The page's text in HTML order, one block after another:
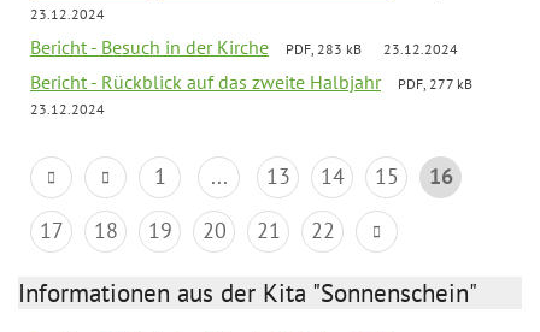
23.12.2024
Bericht - Besuch in der Kirche PDF, 283 kB 23.12.2024
Bericht - Rückblick auf das zweite Halbjahr
PDF, 277 kB
23.12.2024
1 ... 13 14 15
16
17
18 19 20 21 22
Informationen aus der Kita "Sonnenschein"